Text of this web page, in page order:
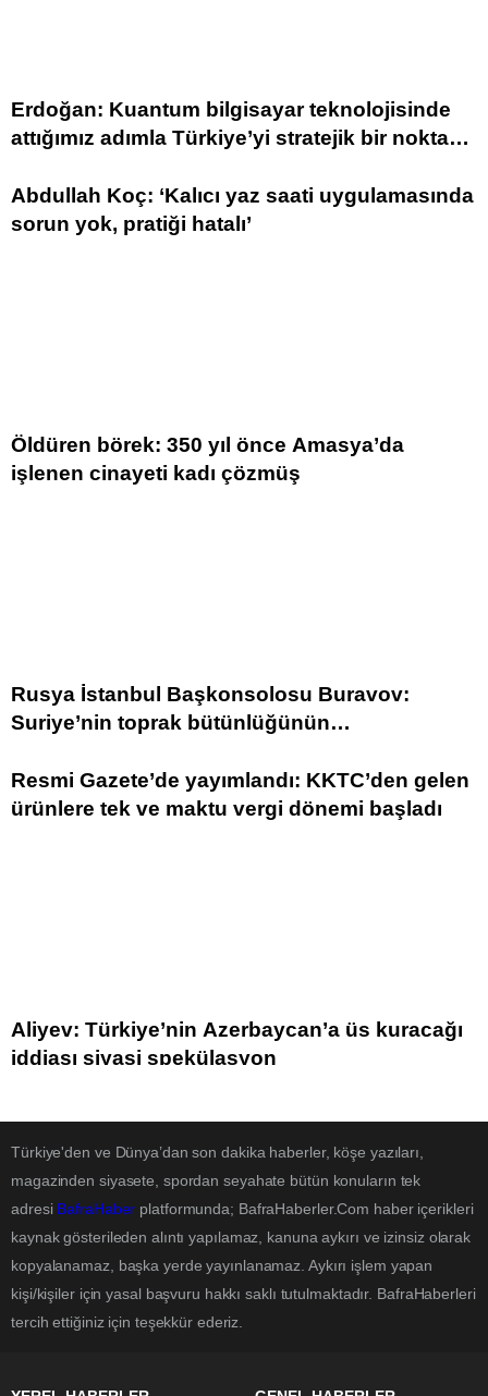
Erdoğan: Kuantum bilgisayar teknolojisinde
attığımız adımla Türkiye’yi stratejik bir noktaya
Abdullah Koç: ‘Kalıcı yaz saati uygulamasında
sorun yok, pratiği hatalı’
Öldüren börek: 350 yıl önce Amasya’da
işlenen cinayeti kadı çözmüş
Rusya İstanbul Başkonsolosu Buravov:
Suriye’nin toprak bütünlüğünün
Resmi Gazete’de yayımlandı: KKTC’den gelen
ürünlere tek ve maktu vergi dönemi başladı
Aliyev: Türkiye’nin Azerbaycan’a üs kuracağı
iddiası siyasi spekülasyon
Türkiye'den ve Dünya’dan son dakika haberler, köşe yazıları,
magazinden siyasete, spordan seyahate bütün konuların tek
adresi BafraHaber platformunda; BafraHaberler.Com haber içerikleri
kaynak gösterileden alıntı yapılamaz, kanuna aykırı ve izinsiz olarak
kopyalanamaz, başka yerde yayınlanamaz. Aykırı işlem yapan
kişi/kişiler için yasal başvuru hakkı saklı tutulmaktadır. BafraHaberleri
tercih ettiğiniz için teşekkür ederiz.